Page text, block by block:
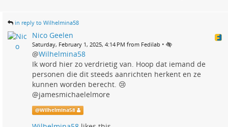
in reply to Wilhelmina58
Nico Geelen
Saturday, February 1, 2025, 4:14 PM from Fedilab •
@Wilhelmina58
Ik word hier zo verdrietig van. Hoop dat iemand de
personen die dit steeds aanrichten herkent en ze
kunnen worden berecht. 😢
@jamesmichaelelmore
@Wilhelmina58